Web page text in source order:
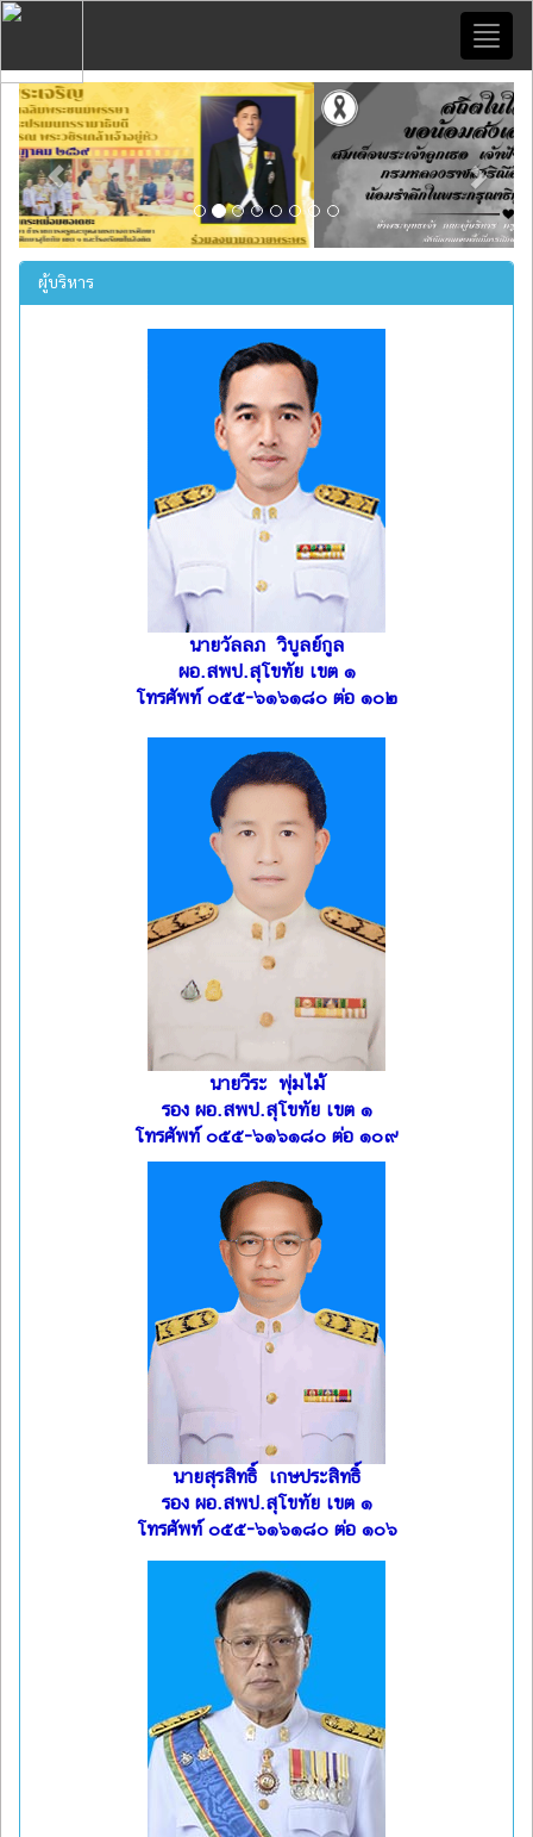
Previous Next
ผู้บริหาร
นายวัลลภ วิบูลย์กูล
ผอ.สพป.สุโขทัย เขต ๑
โทรศัพท์ ๐๕๕-๖๑๖๑๘๐ ต่อ ๑๐๒
นายวีระ พุ่มไม้
รอง ผอ.สพป.สุโขทัย เขต ๑
โทรศัพท์ ๐๕๕-๖๑๖๑๘๐ ต่อ ๑๐๙
นายสุรสิทธิ์ เกษประสิทธิ์
รอง ผอ.สพป.สุโขทัย เขต ๑
โทรศัพท์ ๐๕๕-๖๑๖๑๘๐ ต่อ ๑๐๖